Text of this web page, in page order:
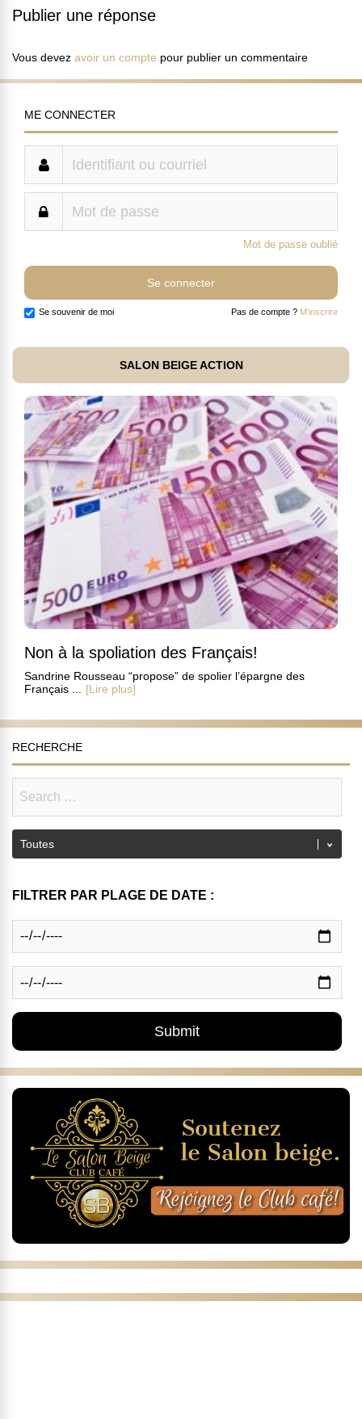
Publier une réponse
Vous devez avoir un compte pour publier un commentaire
ME CONNECTER
Mot de passe oublié
Se souvenir de moi Pas de compte ? M'inscrire
SALON BEIGE ACTION
Non à la spoliation des Français!
Sandrine Rousseau “propose” de spolier l’épargne des
Français ...
[Lire plus]
RECHERCHE
FILTRER PAR PLAGE DE DATE :